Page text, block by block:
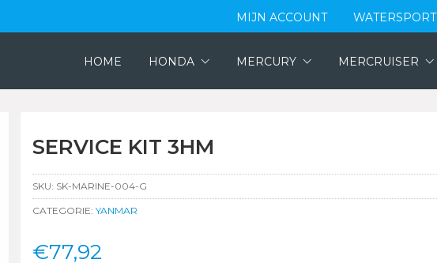
MIJN ACCOUNT WATERSPORT
HOME HONDA MERCURY MERCRUISER
SERVICE KIT 3HM
SKU: SK-MARINE-004-G
CATEGORIE: YANMAR
€77,92